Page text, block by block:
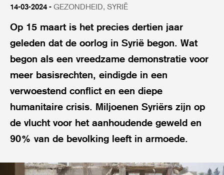
14-03-2024 GEZONDHEID SYRIË
Op 15 maart is het precies dertien jaar
geleden dat de oorlog in Syrië begon. Wat
begon als een vreedzame demonstratie voor
meer basisrechten, eindigde in een
verwoestend conflict en een diepe
humanitaire crisis. Miljoenen Syriërs zijn op
de vlucht voor het aanhoudende geweld en
90% van de bevolking leeft in armoede.